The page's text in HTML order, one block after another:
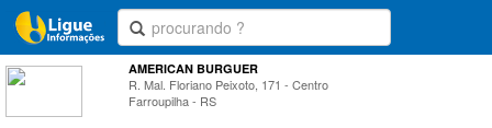
AMERICAN BURGUER
R. Mal. Floriano Peixoto, 171 - Centro
Farroupilha - RS